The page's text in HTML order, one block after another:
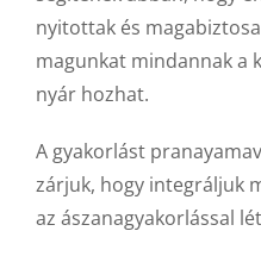
nyitottak és
magunkat mindannak a
nyár hozhat.
A gyakorlást
zárjuk, hogy integráljuk
az ászanagyakorlással